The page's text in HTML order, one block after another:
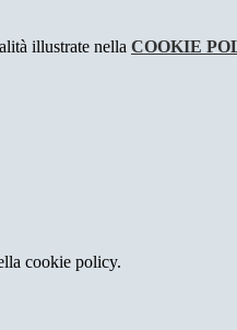
illustrate nella COOKIE
cookie policy.